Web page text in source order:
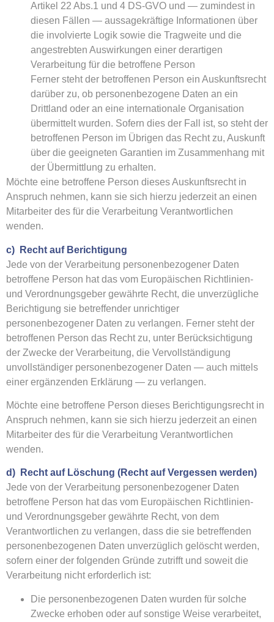
Artikel 22 Abs.1 und 4 DS-GVO und — zumindest in
diesen Fällen — aussagekräftige Informationen über
die involvierte Logik sowie die Tragweite und die
angestrebten Auswirkungen einer derartigen
Verarbeitung für die betroffene Person
Ferner steht der betroffenen Person ein Auskunftsrecht
darüber zu, ob personenbezogene Daten an ein
Drittland oder an eine internationale Organisation
übermittelt wurden. Sofern dies der Fall ist, so steht der
betroffenen Person im Übrigen das Recht zu, Auskunft
über die geeigneten Garantien im Zusammenhang mit
der Übermittlung zu erhalten.
Möchte eine betroffene Person dieses Auskunftsrecht in
Anspruch nehmen, kann sie sich hierzu jederzeit an einen
Mitarbeiter des für die Verarbeitung Verantwortlichen
wenden.
c) Recht auf Berichtigung
Jede von der Verarbeitung personenbezogener Daten
betroffene Person hat das vom Europäischen Richtlinien-
und Verordnungsgeber gewährte Recht, die unverzügliche
Berichtigung sie betreffender unrichtiger
personenbezogener Daten zu verlangen. Ferner steht der
betroffenen Person das Recht zu, unter Berücksichtigung
der Zwecke der Verarbeitung, die Vervollständigung
unvollständiger personenbezogener Daten — auch mittels
einer ergänzenden Erklärung — zu verlangen.
Möchte eine betroffene Person dieses Berichtigungsrecht in
Anspruch nehmen, kann sie sich hierzu jederzeit an einen
Mitarbeiter des für die Verarbeitung Verantwortlichen
wenden.
d) Recht auf Löschung (Recht auf Vergessen werden)
Jede von der Verarbeitung personenbezogener Daten
betroffene Person hat das vom Europäischen Richtlinien-
und Verordnungsgeber gewährte Recht, von dem
Verantwortlichen zu verlangen, dass die sie betreffenden
personenbezogenen Daten unverzüglich gelöscht werden,
sofern einer der folgenden Gründe zutrifft und soweit die
Verarbeitung nicht erforderlich ist:
Die personenbezogenen Daten wurden für solche
Zwecke erhoben oder auf sonstige Weise verarbeitet,